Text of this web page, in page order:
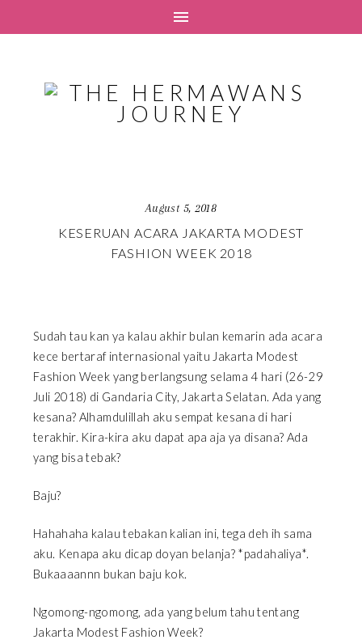
August 5, 2018
KESERUAN ACARA JAKARTA MODEST
FASHION WEEK 2018
Sudah tau kan ya kalau akhir bulan kemarin ada acara
kece bertaraf internasional yaitu Jakarta Modest
Fashion Week yang berlangsung selama 4 hari (26-29
Juli 2018) di Gandaria City, Jakarta Selatan. Ada yang
kesana? Alhamdulillah aku sempat kesana di hari
terakhir. Kira-kira aku dapat apa aja ya disana? Ada
yang bisa tebak?
Baju?
Hahahaha kalau tebakan kalian ini, tega deh ih sama
aku. Kenapa aku dicap doyan belanja? *padahaliya*.
Bukaaaannn bukan baju kok.
Ngomong-ngomong, ada yang belum tahu tentang
Jakarta Modest Fashion Week?